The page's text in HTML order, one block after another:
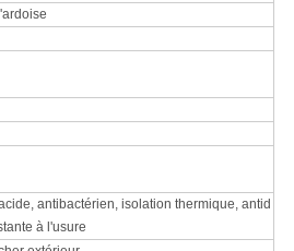
antibactérien, isolation thermique, antid
à l'usure